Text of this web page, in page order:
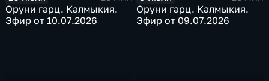
Оруни гарц. Калмыкия.
Эфир от 10.07.2026
Оруни гарц. Калмыкия.
Эфир от 09.07.2026